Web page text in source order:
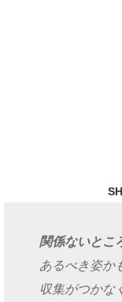
関係ないとこ
あるべき姿か
収集がつかな